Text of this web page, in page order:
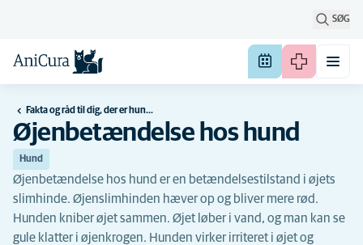
SØG
Fakta og råd til dig, der er hundeejer
Øjenbetændelse hos hund
Hund
Øjenbetændelse hos hund er en betændelsestilstand i øjets
slimhinde. Øjenslimhinden hæver op og bliver mere rød.
Hunden kniber øjet sammen. Øjet løber i vand, og man kan se
gule klatter i øjenkrogen. Hunden virker irriteret i øjet og